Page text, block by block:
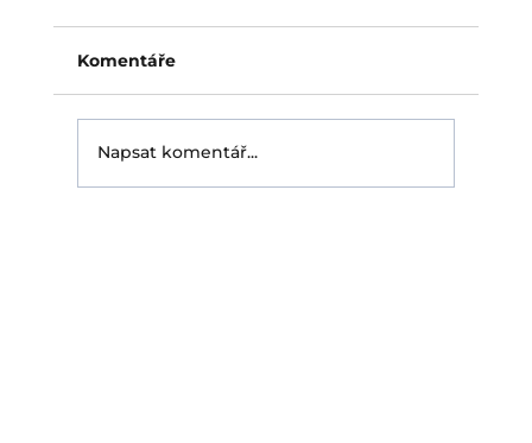
Pojištění fotovoltaické elektrárny je dnes pro
přichází až s pojistnou událostí: zaplatí
pojišťovna skutečně? Právě tehdy se ukáže
Komentáře
Napsat komentář...